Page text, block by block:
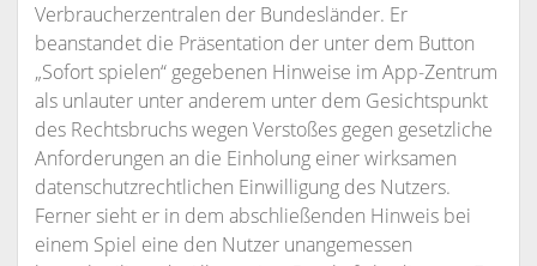
Verbraucherzentralen der Bundesländer. Er
beanstandet die Präsentation der unter dem Button
„Sofort spielen“ gegebenen Hinweise im App-Zentrum
als unlauter unter anderem unter dem Gesichtspunkt
des Rechtsbruchs wegen Verstoßes gegen gesetzliche
Anforderungen an die Einholung einer wirksamen
datenschutzrechtlichen Einwilligung des Nutzers.
Ferner sieht er in dem abschließenden Hinweis bei
einem Spiel eine den Nutzer unangemessen